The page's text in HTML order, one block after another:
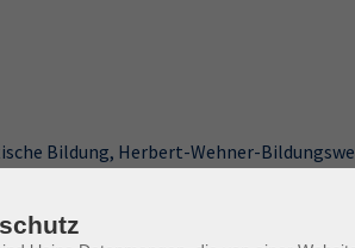
Bildung, Herbert-Wehner-